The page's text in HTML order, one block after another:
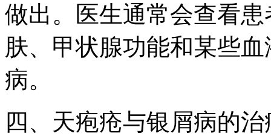
做出。医生通常会查看
肤、甲状腺功能和某些
病。
四、天疱疮与银屑病的